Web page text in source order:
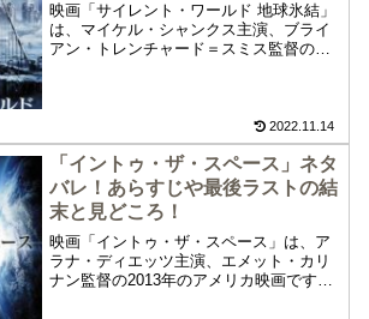
映画「サイレント・ワールド 地球氷結」
は、マイケル・シャンクス主演、ブライ
アン・トレンチャード＝スミス監督の
後ラストの結末、見所について紹介しま
す。マイナス70度の超低温大気が地球を
襲うSFパニック「サイレント・ワールド
地球氷結」をお楽しみください。
2022.11.14
「イントゥ・ザ・スペース」ネタ
バレ！あらすじや最後ラストの結
末と見どころ！
映画「イントゥ・ザ・スペース」は、ア
ラナ・ディエッツ主演、エメット・カリ
ナン監督の2013年のアメリカ映画です。